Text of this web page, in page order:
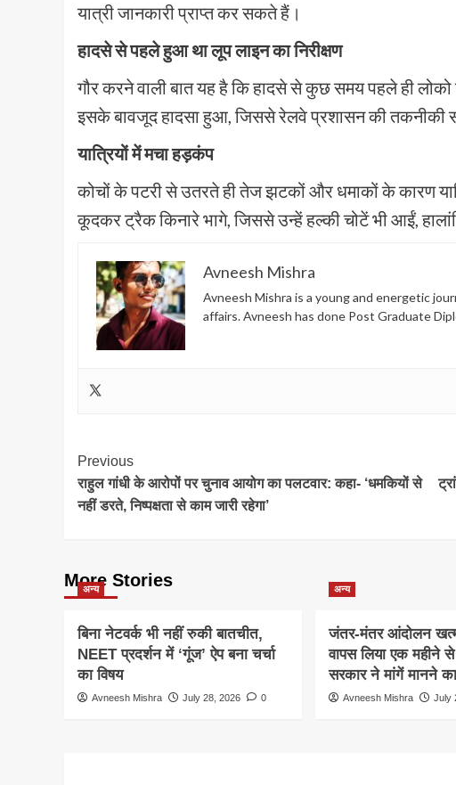
यात्री जानकारी प्राप्त कर सकते हैं।
हादसे से पहले हुआ था लूप लाइन का निरीक्षण
गौर करने वाली बात यह है कि हादसे से कुछ समय पहले ही लोको
इसके बावजूद हादसा हुआ, जिससे रेलवे प्रशासन की तकनीकी
यात्रियों में मचा हड़कंप
कोचों के पटरी से उतरते ही तेज झटकों और धमाकों के कारण
कूदकर ट्रैक किनारे भागे, जिससे उन्हें हल्की चोटें भी आईं,
Avneesh Mishra
Avneesh Mishra is a young and energetic
affairs. Avneesh has done Post Graduate
Post
Navigation
Previous
राहुल गांधी के आरोपों पर चुनाव आयोग का पलटवार: कहा- ‘धमकियों से
नहीं डरते, निष्पक्षता से काम जारी रहेगा’
More Stories
अन्य
बिना नेटवर्क भी नहीं रुकी बातचीत,
NEET प्रदर्शन में ‘गूंज’ ऐप बना चर्चा
का विषय
Avneesh Mishra July 28, 2026 0
अन्य
जंतर-मंतर आंदोलन
वापस लिया एक महीने से
सरकार ने मांगें मानने का
Avneesh Mishra July